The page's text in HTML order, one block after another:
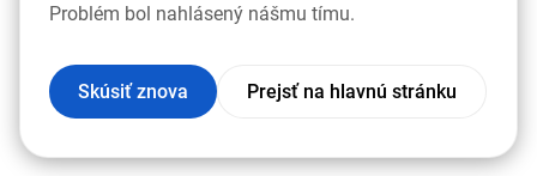
Problém bol nahlásený nášmu tímu.
Skúsiť znova Prejsť na hlavnú stránku